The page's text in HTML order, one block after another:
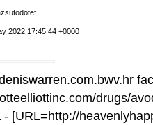
2022 17:45:44 +0000
drugs/
- [URL=http://